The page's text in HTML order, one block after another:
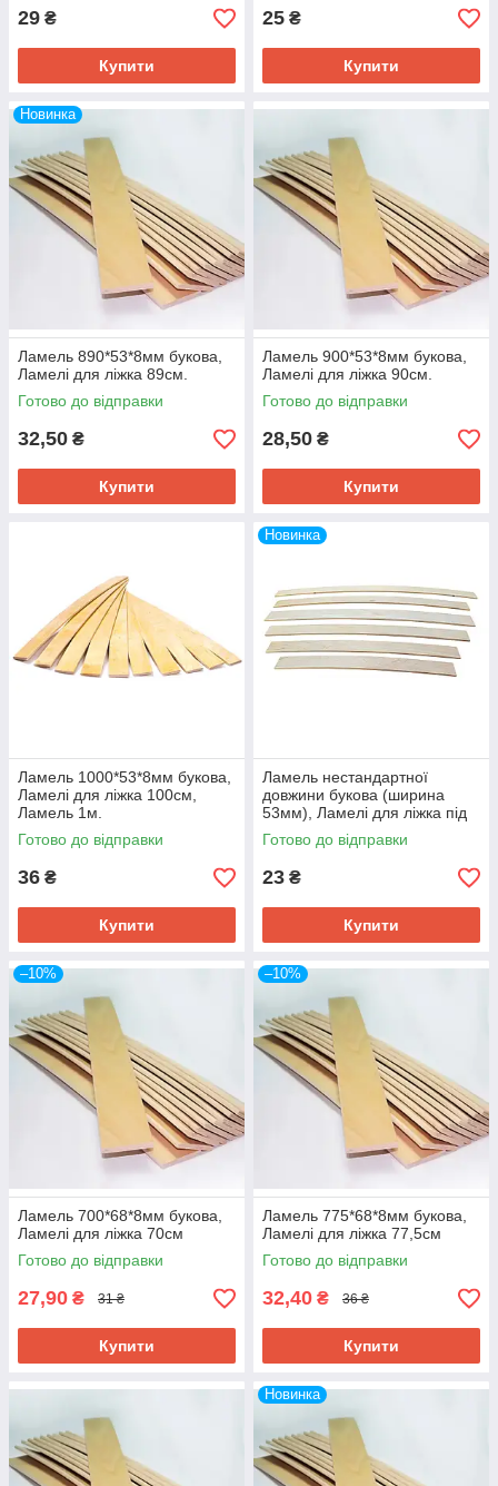
29 ₴
Купити
25 ₴
Купити
Новинка
Ламель 890*53*8мм букова,
Ламелі для ліжка 89см.
Готово до відправки
32,50 ₴
Купити
Ламель 900*53*8мм букова,
Ламелі для ліжка 90см.
Готово до відправки
28,50 ₴
Купити
Ламель 1000*53*8мм букова,
Ламелі для ліжка 100см,
Ламель 1м.
Готово до відправки
36 ₴
Купити
Новинка
Ламель нестандартної
довжини букова (ширина
53мм), Ламелі для ліжка під
ваш розмір
Готово до відправки
23 ₴
Купити
–10%
Ламель 700*68*8мм букова,
Ламелі для ліжка 70см
Готово до відправки
27,90 ₴ 31 ₴
Купити
–10%
Ламель 775*68*8мм букова,
Ламелі для ліжка 77,5см
Готово до відправки
32,40 ₴ 36 ₴
Купити
Новинка